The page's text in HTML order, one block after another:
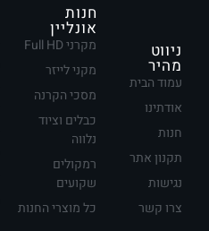
ניווט
מהיר
עמוד הבית
אודתינו
חנות
תקנון אתר
נגישות
צרו קשר
חנות
אונליין
מקרני Full HD
מקני לייזר
מסכי הקרנה
כבלים וציוד
נלווה
רמקולים
שקועים
כל מוצרי החנות